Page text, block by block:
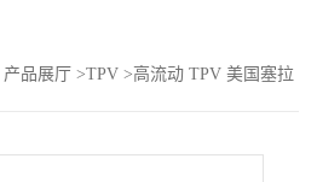
产品展厅 >TPV >高流动 TPV 美国塞拉